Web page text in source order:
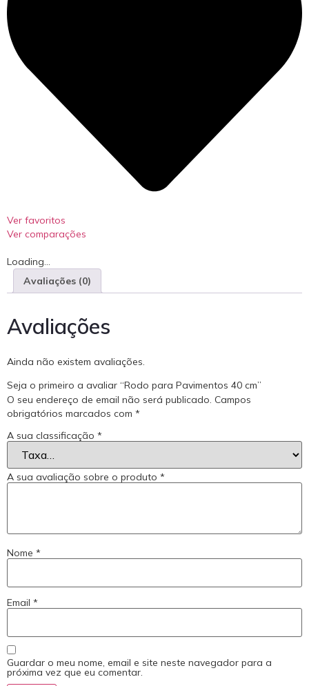
Ver favoritos
Ver comparações
Loading...
Avaliações (0)
Avaliações
Ainda não existem avaliações.
Seja o primeiro a avaliar “Rodo para Pavimentos 40 cm”
O seu endereço de email não será publicado. Campos
obrigatórios marcados com *
A sua classificação *
A sua avaliação sobre o produto *
Nome *
Email *
Guardar o meu nome, email e site neste navegador para a
próxima vez que eu comentar.